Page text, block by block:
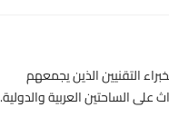
التقنيين الذين يجمعهم
الساحتين العربية والدولية.